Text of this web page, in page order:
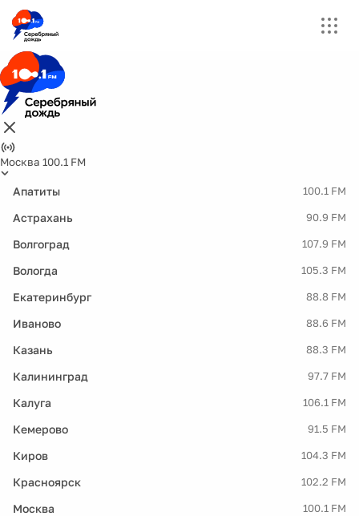
Москва 100.1 FM
Апатиты 100.1 FM
Астрахань 90.9 FM
Волгоград 107.9 FM
Вологда 105.3 FM
Екатеринбург 88.8 FM
Иваново 88.6 FM
Казань 88.3 FM
Калининград 97.7 FM
Калуга 106.1 FM
Кемерово 91.5 FM
Киров 104.3 FM
Красноярск 102.2 FM
Москва 100.1 FM